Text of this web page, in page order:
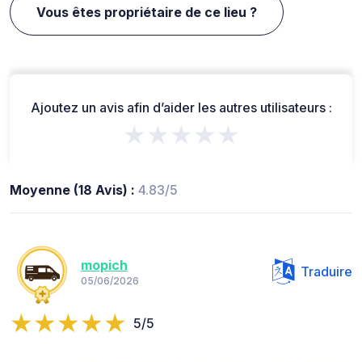
Vous êtes propriétaire de ce lieu ?
Ajoutez un avis afin d’aider les autres utilisateurs :
★★★★★
Moyenne (18 Avis) : 4.83/5
mopich
05/06/2026
Traduire
5/5